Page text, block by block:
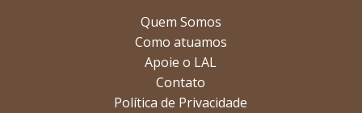
Quem Somos
Como atuamos
Apoie o LAL
Contato
Política de Privacidade